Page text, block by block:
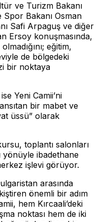
ve Turizm Bakanı
Bakanı Osman
Safi Arpaguş ve diğer
Ersoy konuşmasında,
eğitim,
de bölgedeki
bir noktaya
Yeni Camii’ni
bir mabet ve
üssü” olarak
toplantı salonları
ibadethane
işlevi görüyor.
arasında
önemli bir adım
hem Kırcaali’deki
noktası hem de iki